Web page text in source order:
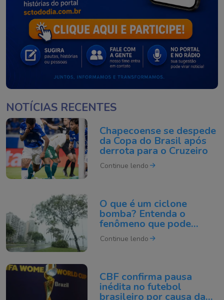
NOTÍCIAS RECENTES
Chapecoense se despede
da Copa do Brasil após
derrota para o Cruzeiro
Continue lendo
O que é um ciclone
bomba? Entenda o
fenômeno que pode
atingir o Sul do Brasil
Continue lendo
CBF confirma pausa
inédita no futebol
brasileiro por causa da